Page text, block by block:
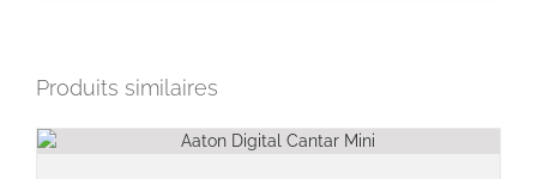
Produits similaires